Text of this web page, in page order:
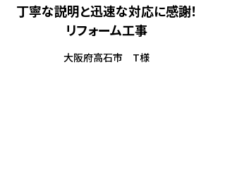
丁寧な説明と迅速な対応に感謝！
リフォーム工事
大阪府高石市 T様